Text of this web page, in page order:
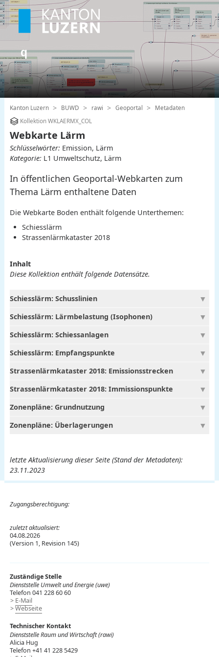
Kanton Luzern BUWD rawi Geoportal
Metadaten
Kollektion WKLAERMX_COL
Webkarte Lärm
Schlüsselwörter:Emission, Lärm
Kategorie:L1 Umweltschutz, Lärm
In öffentlichen Geoportal-Webkarten zum
Thema Lärm enthaltene Daten
Die Webkarte Boden enthält folgende Unterthemen:
Schiesslärm
Strassenlärmkataster 2018
Inhalt
Diese Kollektion enthält folgende Datensätze.
Schiesslärm: Schusslinien
Schiesslärm: Lärmbelastung (Isophonen)
Schiesslärm: Schiessanlagen
Schiesslärm: Empfangspunkte
Strassenlärmkataster 2018: Emissionsstrecken
Strassenlärmkataster 2018: Immissionspunkte
Zonenpläne: Grundnutzung
Zonenpläne: Überlagerungen
letzte Aktualisierung dieser Seite (Stand der Metadaten):
23.11.2023
Zugangsberechtigung:
zuletzt aktualisiert:
04.08.2026
(Version 1, Revision 145)
Zuständige Stelle
Dienststelle Umwelt und Energie (uwe)
Telefon 041 228 60 60
E-Mail
Webseite
Technischer Kontakt
Dienststelle Raum und Wirtschaft (rawi)
Alicia Hug
Telefon +41 41 228 5429